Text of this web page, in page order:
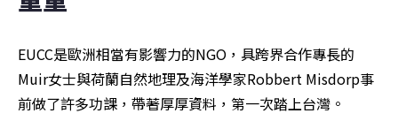
EUCC是歐洲相當有影響力的NGO，具跨界合作專長的
Muir女士與荷蘭自然地理及海洋學家Robbert Misdorp事
前做了許多功課，帶著厚厚資料，第一次踏上台灣。